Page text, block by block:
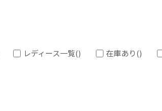
レディース一覧() 在庫あり()